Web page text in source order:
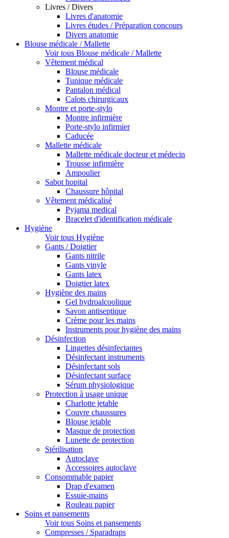
Livres / Divers
Livres d'anatomie
Livres études / Préparation concours
Divers anatomie
Blouse médicale / Mallette
Voir tous Blouse médicale / Mallette
Vêtement médical
Blouse médicale
Tunique médicale
Pantalon médical
Calots chirurgicaux
Montre et porte-stylo
Montre infirmière
Porte-stylo infirmier
Caducée
Mallette médicale
Mallette médicale docteur et médecin
Trousse infirmière
Ampoulier
Sabot hopital
Chaussure hôpital
Vêtement médicalisé
Pyjama medical
Bracelet d'identification médicale
Hygiène
Voir tous Hygiène
Gants / Doigtier
Gants nitrile
Gants vinyle
Gants latex
Doigtier latex
Hygiène des mains
Gel hydroalcoolique
Savon antiseptique
Crème pour les mains
Instruments pour hygiène des mains
Désinfection
Lingettes désinfectantes
Désinfectant instruments
Désinfectant sols
Désinfectant surface
Sérum physiologique
Protection à usage unique
Charlotte jetable
Couvre chaussures
Blouse jetable
Masque de protection
Lunette de protection
Stérilisation
Autoclave
Accessoires autoclave
Consommable papier
Drap d'examen
Essuie-mains
Rouleau papier
Soins et pansements
Voir tous Soins et pansements
Compresses / Sparadraps